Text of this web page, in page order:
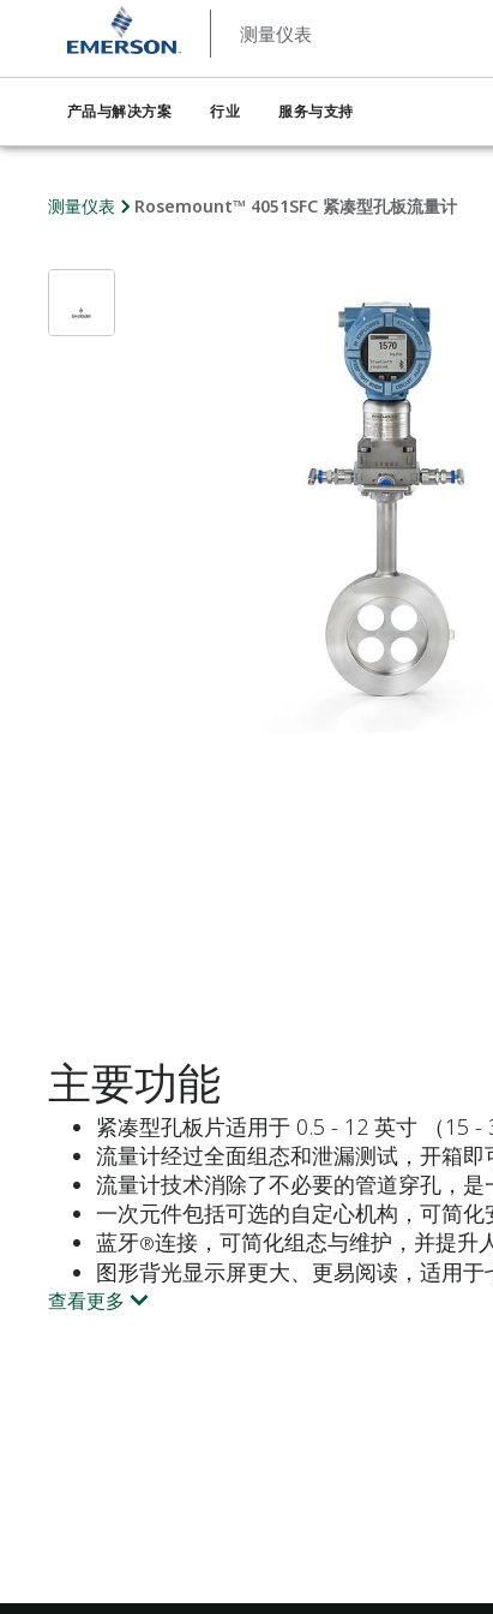
测量仪表
产品与解决方案 行业 服务与支持
测量仪表 Rosemount™ 4051SFC 紧凑型孔板流量计
主要功能
紧凑型孔板片适用于 0.5 - 12 英寸 （15
流量计经过全面组态和泄漏测试，开箱即
流量计技术消除了不必要的管道穿孔，
一次元件包括可选的自定心机构，可简化
蓝牙®连接，可简化组态与维护，并提升
图形背光显示屏更大、更易阅读，适用于
查看更多